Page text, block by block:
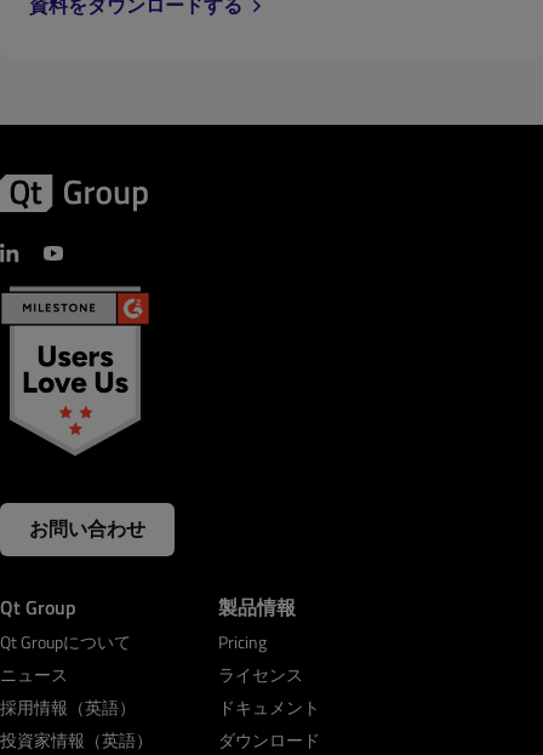
お問い合わせ
Qt Group
Qt Groupについて
ニュース
採用情報（英語）
投資家情報（英語）
製品情報
Pricing
ライセンス
ドキュメント
ダウンロード